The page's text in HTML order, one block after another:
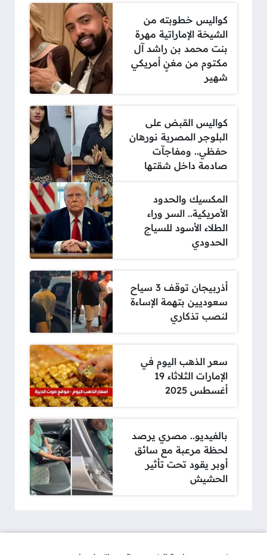
كواليس خطوبته من
الشيخة الإماراتية مهرة
بنت محمد بن راشد آل
مكتوم من مغنٍ أمريكي
شهير
كواليس القبض على
البلوجر المصرية نورهان
حفظي.. ومفاجآت
صادمة داخل شقتها
المكسيك والحدود
الأمريكية.. السر وراء
الطلاء الأسود للسياج
الحدودي
أذربيجان توقف 3 سياح
سعوديين بتهمة الإساءة
لنصب تذكاري
سعر الذهب اليوم في
الإمارات الثلاثاء 19
أغسطس 2025
بالفيديو.. مصري يرصد
لحظة مرعبة مع سائق
أوبر يقود تحت تأثير
الحشيش